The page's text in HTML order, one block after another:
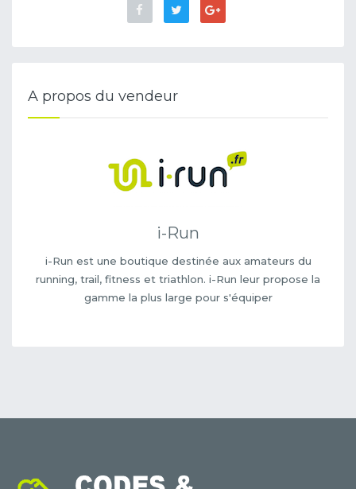
A propos du vendeur
i-Run
i-Run est une boutique destinée aux amateurs du
running, trail, fitness et triathlon. i-Run leur propose la
gamme la plus large pour s'équiper